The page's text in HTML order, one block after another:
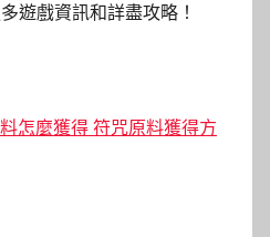
遊戲資訊和詳盡攻略！
怎麼獲得 符咒原料獲得方